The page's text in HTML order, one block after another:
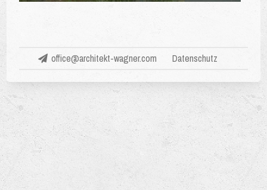
office@architekt-wagner.com Datenschutz